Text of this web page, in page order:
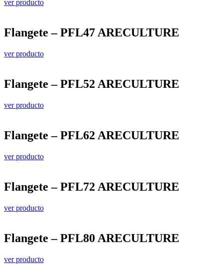
ver producto
Flangete – PFL47 ARECULTURE
ver producto
Flangete – PFL52 ARECULTURE
ver producto
Flangete – PFL62 ARECULTURE
ver producto
Flangete – PFL72 ARECULTURE
ver producto
Flangete – PFL80 ARECULTURE
ver producto